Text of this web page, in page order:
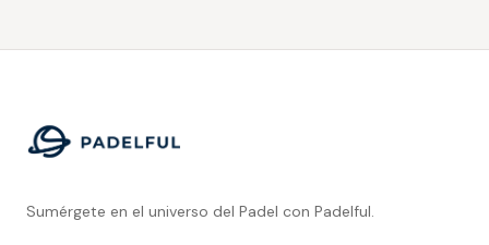
Sumérgete en el universo del Padel con Padelful.